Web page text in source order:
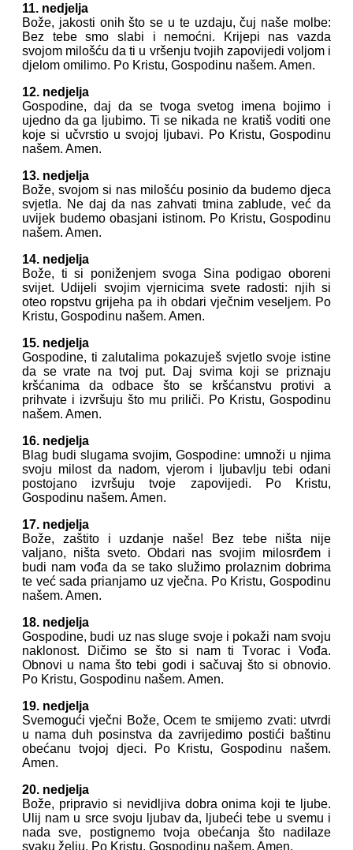
11. nedjelja
Bože, jakosti onih što se u te uzdaju, čuj naše molbe:
Bez tebe smo slabi i nemoćni. Krijepi nas vazda
svojom milošću da ti u vršenju tvojih zapovijedi voljom i
djelom omilimo. Po Kristu, Gospodinu našem. Amen.
12. nedjelja
Gospodine, daj da se tvoga svetog imena bojimo i
ujedno da ga ljubimo. Ti se nikada ne kratiš voditi one
koje si učvrstio u svojoj ljubavi. Po Kristu, Gospodinu
našem. Amen.
13. nedjelja
Bože, svojom si nas milošću posinio da budemo djeca
svjetla. Ne daj da nas zahvati tmina zablude, već da
uvijek budemo obasjani istinom. Po Kristu, Gospodinu
našem. Amen.
14. nedjelja
Bože, ti si poniženjem svoga Sina podigao oboreni
svijet. Udijeli svojim vjernicima svete radosti: njih si
oteo ropstvu grijeha pa ih obdari vječnim veseljem. Po
Kristu, Gospodinu našem. Amen.
15. nedjelja
Gospodine, ti zalutalima pokazuješ svjetlo svoje istine
da se vrate na tvoj put. Daj svima koji se priznaju
kršćanima da odbace što se kršćanstvu protivi a
prihvate i izvršuju što mu priliči. Po Kristu, Gospodinu
našem. Amen.
16. nedjelja
Blag budi slugama svojim, Gospodine: umnoži u njima
svoju milost da nadom, vjerom i ljubavlju tebi odani
postojano izvršuju tvoje zapovijedi. Po Kristu,
Gospodinu našem. Amen.
17. nedjelja
Bože, zaštito i uzdanje naše! Bez tebe ništa nije
valjano, ništa sveto. Obdari nas svojim milosrđem i
budi nam vođa da se tako služimo prolaznim dobrima
te već sada prianjamo uz vječna. Po Kristu, Gospodinu
našem. Amen.
18. nedjelja
Gospodine, budi uz nas sluge svoje i pokaži nam svoju
naklonost. Dičimo se što si nam ti Tvorac i Vođa.
Obnovi u nama što tebi godi i sačuvaj što si obnovio.
Po Kristu, Gospodinu našem. Amen.
19. nedjelja
Svemogući vječni Bože, Ocem te smijemo zvati: utvrdi
u nama duh posinstva da zavrijedimo postići baštinu
obećanu tvojoj djeci. Po Kristu, Gospodinu našem.
Amen.
20. nedjelja
Bože, pripravio si nevidljiva dobra onima koji te ljube.
Ulij nam u srce svoju ljubav da, ljubeći tebe u svemu i
nada sve, postignemo tvoja obećanja što nadilaze
svaku želju. Po Kristu, Gospodinu našem. Amen.